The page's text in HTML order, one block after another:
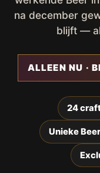
na december
blijft —
ALLEEN NU ·
24
Unieke